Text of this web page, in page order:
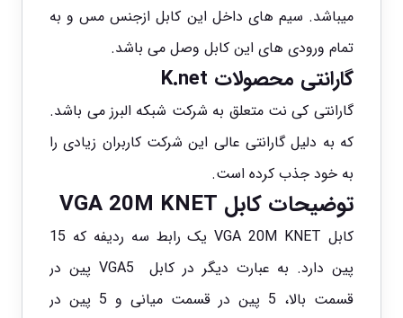
میباشد. سیم های داخل این کابلازجنس مس و به
تمام ورودی های این کابل وصل می باشد.
گارانتی محصولات K.net
گارانتی کی نت متعلق به شرکت شبکه البرز می باشد.
که به دلیل گارانتی عالی این شرکت کاربران زیادی را
به خود جذب کرده است.
توضیحات کابل VGA 20M KNET
کابل VGA 20M KNET یک رابط سه ردیفه که 15
پین دارد. به عبارت دیگر در کابل VGA5 پین در
قسمت بالا، 5 پین در قسمت میانی و 5 پین در